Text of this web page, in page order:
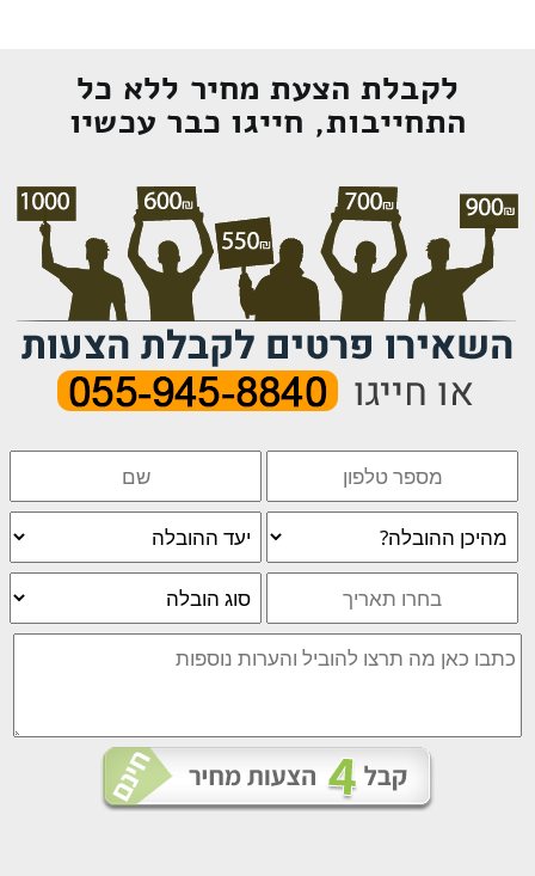
לקבלת הצעת מחיר ללא כל
התחייבות, חייגו כבר עכשיו